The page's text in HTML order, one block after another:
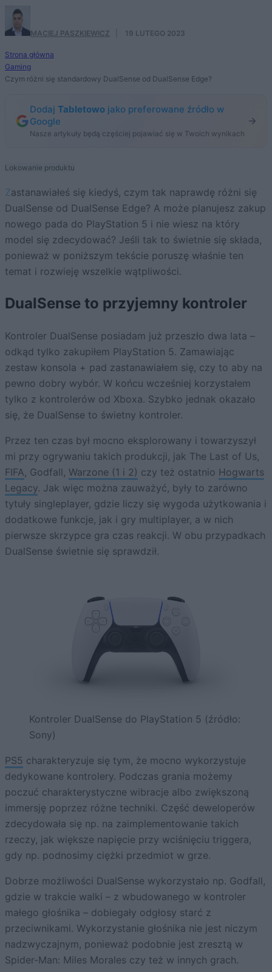
MACIEJ PASZKIEWICZ 19 LUTEGO 2023
Strona główna
Gaming
Czym różni się standardowy DualSense od DualSense Edge?
Dodaj Tabletowo jako preferowane źródło w
Google
Nasze artykuły będą częściej pojawiać się w Twoich wynikach
Lokowanie produktu
Zastanawiałeś się kiedyś, czym tak naprawdę różni się
DualSense od DualSense Edge? A może planujesz zakup
nowego pada do PlayStation 5 i nie wiesz na który
model się zdecydować? Jeśli tak to świetnie się składa,
ponieważ w poniższym tekście poruszę właśnie ten
temat i rozwieję wszelkie wątpliwości.
DualSense to przyjemny kontroler
Kontroler DualSense posiadam już przeszło dwa lata –
odkąd tylko zakupiłem PlayStation 5. Zamawiając
zestaw konsola + pad zastanawiałem się, czy to aby na
pewno dobry wybór. W końcu wcześniej korzystałem
tylko z kontrolerów od Xboxa. Szybko jednak okazało
się, że DualSense to świetny kontroler.
Przez ten czas był mocno eksplorowany i towarzyszył
mi przy ogrywaniu takich produkcji, jak The Last of Us,
FIFA, Godfall, Warzone (1 i 2) czy też ostatnio Hogwarts
Legacy. Jak więc można zauważyć, były to zarówno
tytuły singleplayer, gdzie liczy się wygoda użytkowania i
dodatkowe funkcje, jak i gry multiplayer, a w nich
pierwsze skrzypce gra czas reakcji. W obu przypadkach
DualSense świetnie się sprawdził.
Kontroler DualSense do PlayStation 5 (źródło:
Sony)
PS5 charakteryzuje się tym, że mocno wykorzystuje
dedykowane kontrolery. Podczas grania możemy
poczuć charakterystyczne wibracje albo zwiększoną
immersję poprzez różne techniki. Część deweloperów
zdecydowała się np. na zaimplementowanie takich
rzeczy, jak większe napięcie przy wciśnięciu triggera,
gdy np. podnosimy ciężki przedmiot w grze.
Dobrze możliwości DualSense wykorzystało np. Godfall,
gdzie w trakcie walki – z wbudowanego w kontroler
małego głośnika – dobiegały odgłosy starć z
przeciwnikami. Wykorzystanie głośnika nie jest niczym
nadzwyczajnym, ponieważ podobnie jest zresztą w
Spider-Man: Miles Morales czy też w innych grach.